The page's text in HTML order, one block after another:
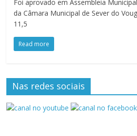
Foi aprovado em Assembleia
da Câmara Municipal de Sever do
11,5
Read more
Nas redes sociais